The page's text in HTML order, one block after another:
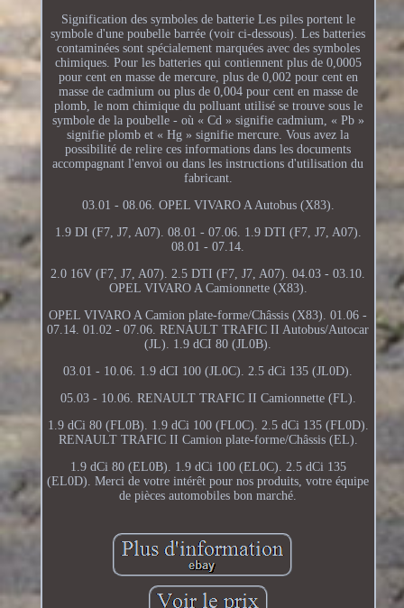
Signification des symboles de batterie Les piles portent le
symbole d'une poubelle barrée (voir ci-dessous). Les batteries
contaminées sont spécialement marquées avec des symboles
chimiques. Pour les batteries qui contiennent plus de 0,0005
pour cent en masse de mercure, plus de 0,002 pour cent en
masse de cadmium ou plus de 0,004 pour cent en masse de
plomb, le nom chimique du polluant utilisé se trouve sous le
symbole de la poubelle - où « Cd » signifie cadmium, « Pb »
signifie plomb et « Hg » signifie mercure. Vous avez la
possibilité de relire ces informations dans les documents
accompagnant l'envoi ou dans les instructions d'utilisation du
fabricant.
03.01 - 08.06. OPEL VIVARO A Autobus (X83).
1.9 DI (F7, J7, A07). 08.01 - 07.06. 1.9 DTI (F7, J7, A07).
08.01 - 07.14.
2.0 16V (F7, J7, A07). 2.5 DTI (F7, J7, A07). 04.03 - 03.10.
OPEL VIVARO A Camionnette (X83).
OPEL VIVARO A Camion plate-forme/Châssis (X83). 01.06 -
07.14. 01.02 - 07.06. RENAULT TRAFIC II Autobus/Autocar
(JL). 1.9 dCI 80 (JL0B).
03.01 - 10.06. 1.9 dCI 100 (JL0C). 2.5 dCi 135 (JL0D).
05.03 - 10.06. RENAULT TRAFIC II Camionnette (FL).
1.9 dCi 80 (FL0B). 1.9 dCi 100 (FL0C). 2.5 dCi 135 (FL0D).
RENAULT TRAFIC II Camion plate-forme/Châssis (EL).
1.9 dCi 80 (EL0B). 1.9 dCi 100 (EL0C). 2.5 dCi 135
(EL0D). Merci de votre intérêt pour nos produits, votre équipe
de pièces automobiles bon marché.